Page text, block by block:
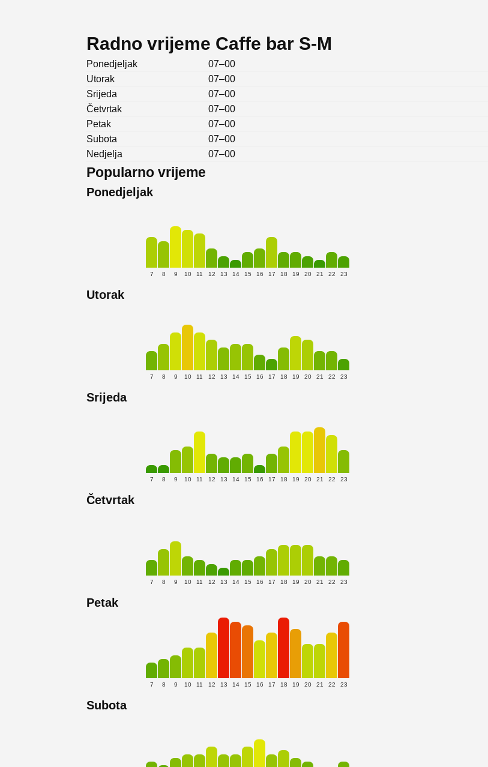
Radno vrijeme Caffe bar S-M
Ponedjeljak
07–00
Utorak
07–00
Srijeda
07–00
Četvrtak
07–00
Petak
07–00
Subota
07–00
Nedjelja
07–00
Popularno vrijeme
Ponedjeljak
7 8 9 10 11 12 13 14 15 16 17 18 19 20 21 22 23
Utorak
7 8 9 10 11 12 13 14 15 16 17 18 19 20 21 22 23
Srijeda
7 8 9 10 11 12 13 14 15 16 17 18 19 20 21 22 23
Četvrtak
7 8 9 10 11 12 13 14 15 16 17 18 19 20 21 22 23
Petak
7 8 9 10 11 12 13 14 15 16 17 18 19 20 21 22 23
Subota